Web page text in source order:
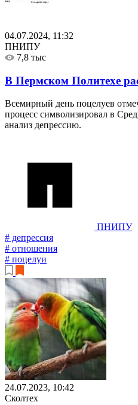
04.07.2024, 11:32
ПНИПУ
7,8 тыс
В Пермском Политехе
Всемирный день поцелуев
процесс символизировал в
анализ депрессию.
ПНИПУ
# депрессия
# отношения
# поцелуи
24.07.2023, 10:42
Сколтех